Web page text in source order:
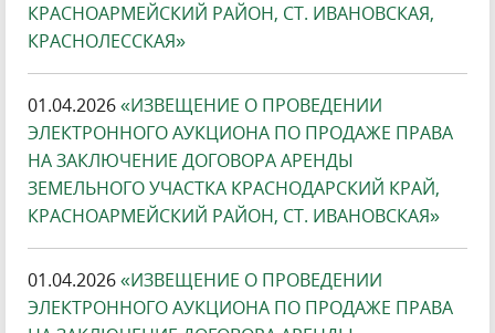
КРАСНОАРМЕЙСКИЙ РАЙОН, СТ. ИВАНОВСКАЯ,
КРАСНОЛЕССКАЯ»
01.04.2026«ИЗВЕЩЕНИЕ О ПРОВЕДЕНИИ
ЭЛЕКТРОННОГО АУКЦИОНА ПО ПРОДАЖЕ ПРАВА
НА ЗАКЛЮЧЕНИЕ ДОГОВОРА АРЕНДЫ
ЗЕМЕЛЬНОГО УЧАСТКА КРАСНОДАРСКИЙ КРАЙ,
КРАСНОАРМЕЙСКИЙ РАЙОН, СТ. ИВАНОВСКАЯ»
01.04.2026«ИЗВЕЩЕНИЕ О ПРОВЕДЕНИИ
ЭЛЕКТРОННОГО АУКЦИОНА ПО ПРОДАЖЕ ПРАВА